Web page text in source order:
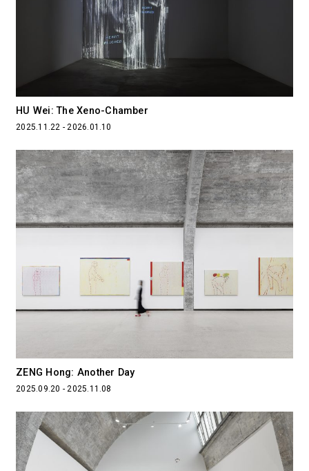
HU Wei: The Xeno-Chamber
2025.11.22 - 2026.01.10
ZENG Hong: Another Day
2025.09.20 - 2025.11.08